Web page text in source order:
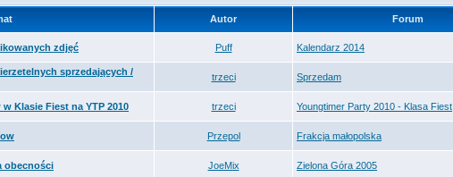
Autor Forum
zdjęć Puff Kalendarz 2014
sprzedających /
trzeci Sprzedam
Klasie Fiest na YTP 2010 trzeci Youngtimer Party 2010 - Klasa Fiest
Przepol Frakcja małopolska
obecności JoeMix Zielona Góra 2005